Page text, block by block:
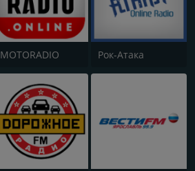
MOTORADIO Рок-Атака